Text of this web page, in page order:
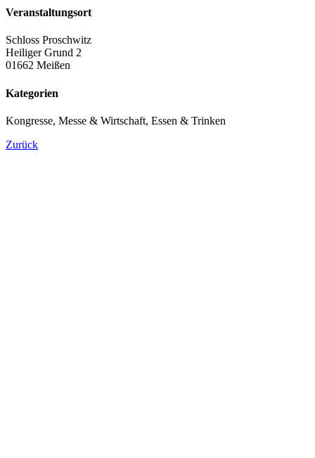
Veranstaltungsort
Schloss Proschwitz
Heiliger Grund 2
01662 Meißen
Kategorien
Kongresse, Messe & Wirtschaft, Essen & Trinken
Zurück